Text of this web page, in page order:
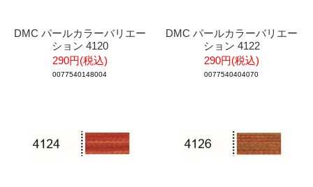
DMC パールカラーバリエー
ション 4120
290円(税込)
0077540148004
DMC パールカラーバリエー
ション 4122
290円(税込)
0077540404070